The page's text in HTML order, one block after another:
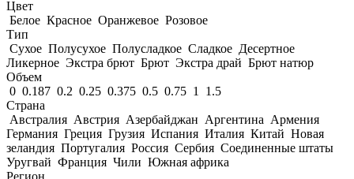
Цвет
Белое Красное Оранжевое Розовое
Тип
Сухое Полусухое Полусладкое Сладкое Десертное
Ликерное Экстра брют Брют Экстра драй Брют натюр
Объем
0 0.187 0.2 0.25 0.375 0.5 0.75 1
1.5
Страна
Австралия Австрия Азербайджан Аргентина Армения
Германия Греция Грузия Испания Италия Китай Новая
зеландия Португалия Россия Сербия Соединенные штаты
Уругвай Франция Чили Южная африка
Регион